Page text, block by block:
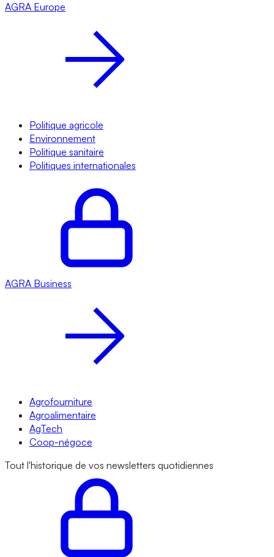
AGRA Europe
Politique agricole
Environnement
Politique sanitaire
Politiques internationales
AGRA Business
Agrofourniture
Agroalimentaire
AgTech
Coop-négoce
Tout l'historique de vos newsletters quotidiennes